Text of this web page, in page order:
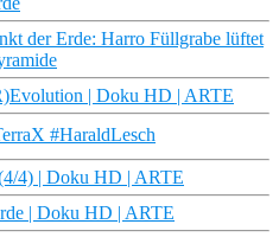
der Erde: Harro Füllgrabe lüftet
| Doku HD | ARTE
#HaraldLesch
4) | Doku HD | ARTE
| Doku HD | ARTE